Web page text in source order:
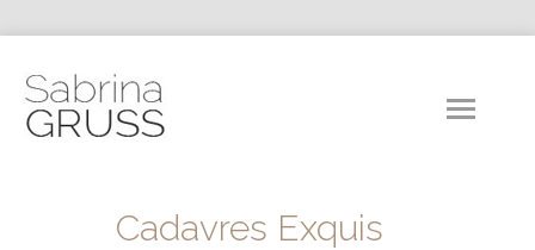
Cadavres Exquis